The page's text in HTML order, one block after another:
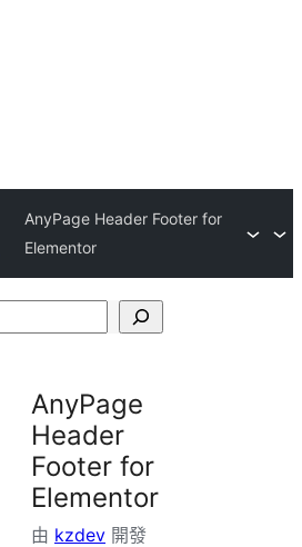
AnyPage Header Footer for
Elementor
AnyPage
Header
Footer for
Elementor
由 kzdev 開發